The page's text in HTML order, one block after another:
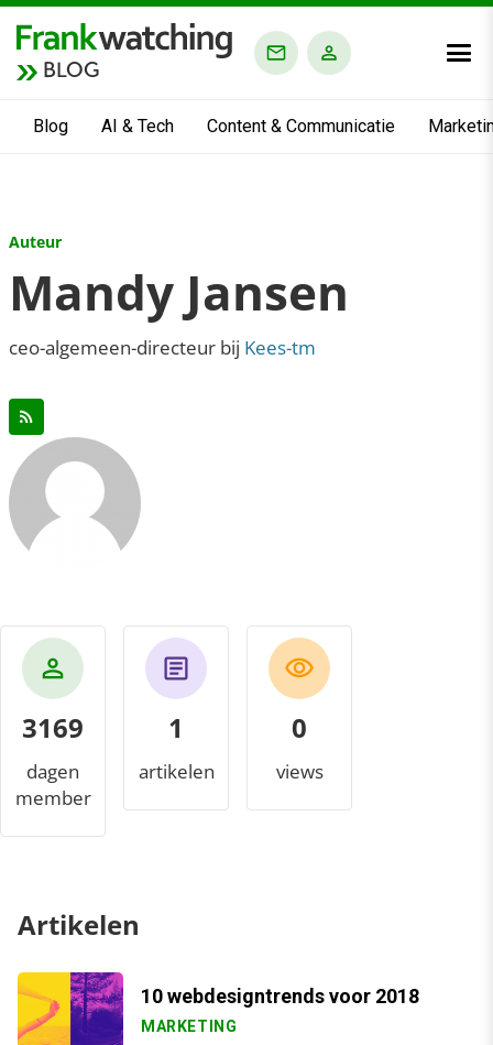
BLOG
Blog AI & Tech Content & Communicatie
Auteur
Mandy Jansen
ceo-algemeen-directeur bij Kees-tm
3169
dagen
member
1
artikelen
0
views
Artikelen
10 webdesigntrends voor 2018
MARKETING